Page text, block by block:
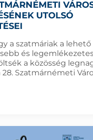
UTOLSÓ
a szatmáriak a lehető
és
a közösség
Szatmárnémeti